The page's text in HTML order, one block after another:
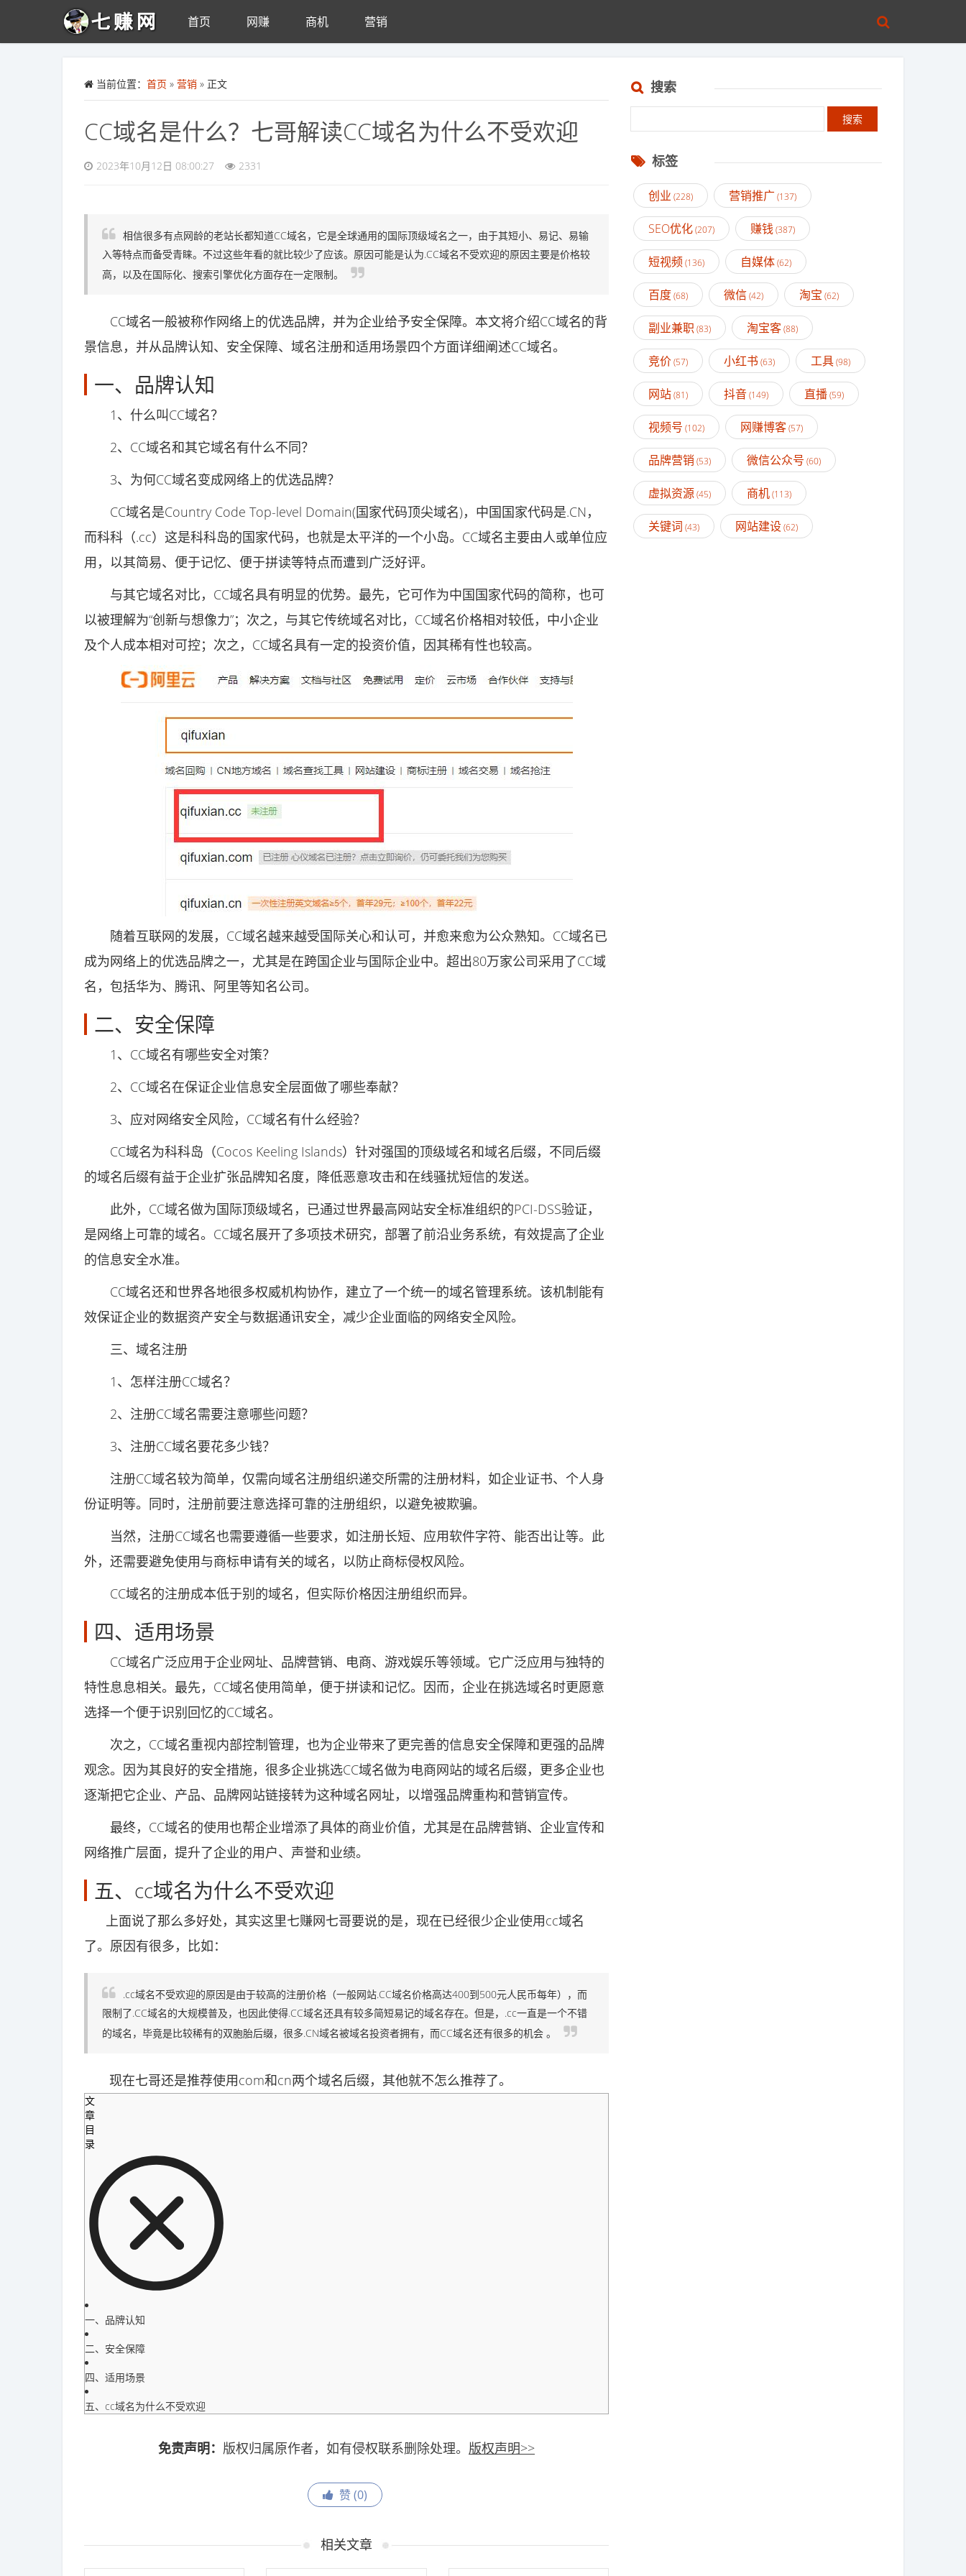
首页 网赚 商机 营销
当前位置： 首页 » 营销 » 正文
CC域名是什么？七哥解读CC域名为什么不受欢迎
2023年10月12日 08:00:27 2331
相信很多有点网龄的老站长都知道CC域名，它是全球通用的国际顶级域名之一，由于其短小、易记、易输
入等特点而备受青睐。不过这些年看的就比较少了应该。原因可能是认为.CC域名不受欢迎的原因主要是价格较
高，以及在国际化、搜索引擎优化方面存在一定限制。
CC域名一般被称作网络上的优选品牌，并为企业给予安全保障。本文将介绍CC域名的背
景信息，并从品牌认知、安全保障、域名注册和适用场景四个方面详细阐述CC域名。
一、品牌认知
1、什么叫CC域名？
2、CC域名和其它域名有什么不同？
3、为何CC域名变成网络上的优选品牌？
CC域名是Country Code Top-level Domain(国家代码顶尖域名)，中国国家代码是.CN，
而科科（.cc）这是科科岛的国家代码，也就是太平洋的一个小岛。CC域名主要由人或单位应
用，以其简易、便于记忆、便于拼读等特点而遭到广泛好评。
与其它域名对比，CC域名具有明显的优势。最先，它可作为中国国家代码的简称，也可
以被理解为“创新与想像力”；次之，与其它传统域名对比，CC域名价格相对较低，中小企业
及个人成本相对可控；次之，CC域名具有一定的投资价值，因其稀有性也较高。
随着互联网的发展，CC域名越来越受国际关心和认可，并愈来愈为公众熟知。CC域名已
成为网络上的优选品牌之一，尤其是在跨国企业与国际企业中。超出80万家公司采用了CC域
名，包括华为、腾讯、阿里等知名公司。
二、安全保障
1、CC域名有哪些安全对策？
2、CC域名在保证企业信息安全层面做了哪些奉献？
3、应对网络安全风险，CC域名有什么经验？
CC域名为科科岛（Cocos Keeling Islands）针对强国的顶级域名和域名后缀，不同后缀
的域名后缀有益于企业扩张品牌知名度，降低恶意攻击和在线骚扰短信的发送。
此外，CC域名做为国际顶级域名，已通过世界最高网站安全标准组织的PCI-DSS验证，
是网络上可靠的域名。CC域名展开了多项技术研究，部署了前沿业务系统，有效提高了企业
的信息安全水准。
CC域名还和世界各地很多权威机构协作，建立了一个统一的域名管理系统。该机制能有
效保证企业的数据资产安全与数据通讯安全，减少企业面临的网络安全风险。
三、域名注册
1、怎样注册CC域名？
2、注册CC域名需要注意哪些问题？
3、注册CC域名要花多少钱？
注册CC域名较为简单，仅需向域名注册组织递交所需的注册材料，如企业证书、个人身
份证明等。同时，注册前要注意选择可靠的注册组织，以避免被欺骗。
当然，注册CC域名也需要遵循一些要求，如注册长短、应用软件字符、能否出让等。此
外，还需要避免使用与商标申请有关的域名，以防止商标侵权风险。
CC域名的注册成本低于别的域名，但实际价格因注册组织而异。
四、适用场景
CC域名广泛应用于企业网址、品牌营销、电商、游戏娱乐等领域。它广泛应用与独特的
特性息息相关。最先，CC域名使用简单，便于拼读和记忆。因而，企业在挑选域名时更愿意
选择一个便于识别回忆的CC域名。
次之，CC域名重视内部控制管理，也为企业带来了更完善的信息安全保障和更强的品牌
观念。因为其良好的安全措施，很多企业挑选CC域名做为电商网站的域名后缀，更多企业也
逐渐把它企业、产品、品牌网站链接转为这种域名网址，以增强品牌重构和营销宣传。
最终，CC域名的使用也帮企业增添了具体的商业价值，尤其是在品牌营销、企业宣传和
网络推广层面，提升了企业的用户、声誉和业绩。
五、cc域名为什么不受欢迎
上面说了那么多好处，其实这里七赚网七哥要说的是，现在已经很少企业使用cc域名
了。原因有很多，比如：
.cc域名不受欢迎的原因是由于较高的注册价格（一般网站.CC域名价格高达400到500元人民币每年），而
限制了.CC域名的大规模普及，也因此使得.CC域名还具有较多简短易记的域名存在。但是，.cc一直是一个不错
的域名，毕竟是比较稀有的双胞胎后缀，很多.CN域名被域名投资者拥有，而CC域名还有很多的机会 。
现在七哥还是推荐使用com和cn两个域名后缀，其他就不怎么推荐了。
文
章
目
录
一、品牌认知
二、安全保障
四、适用场景
五、cc域名为什么不受欢迎
免责声明： 版权归属原作者，如有侵权联系删除处理。 版权声明>>
赞 (0)
相关文章
搜索
标签
创业 (228) 营销推广 (137)
SEO优化(207) 赚钱(387)
短视频(136) 自媒体(62)
百度(68) 微信(42) 淘宝 (62)
副业兼职 (83) 淘宝客(88)
竞价(57) 小红书 (63) 工具(98)
网站(81) 抖音(149) 直播(59)
视频号 (102) 网赚博客(57)
品牌营销 (53) 微信公众号 (60)
虚拟资源(45) 商机(113)
关键词 (43) 网站建设(62)